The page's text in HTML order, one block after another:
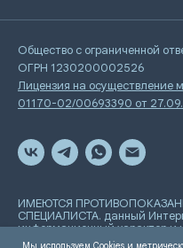
Общество с ограниченной
ОГРН 1230200002526
Лицензия на осуществление
01170-02/00693390 от
ИМЕЮТСЯ
СПЕЦИАЛИСТА. данный
информационный характер и
определяемой положениями